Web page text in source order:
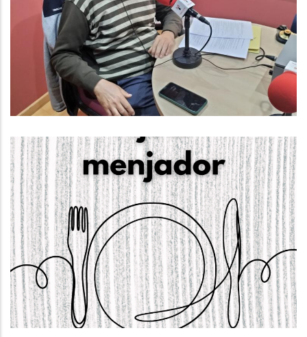
Departament D'informàtica Del
Consell Comarcal Del Baix
Penedès
Altres
S'OBRE LA CONVOCATÒRIA PER
SOL.LICITAR AJUTS INDIVIDUALS DE
MENJADOR. CURS 2026-2027
Educació ,S. socials